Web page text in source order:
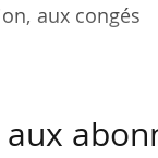
aux congés
CGC Groupe